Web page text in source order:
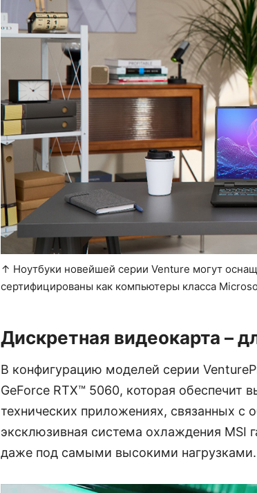
↑ Ноутбуки новейшей серии Venture могут
сертифицированы как компьютеры класса
Дискретная видеокарта –
В конфигурацию моделей серии
GeForce RTX™ 5060, которая обеспечит
технических приложениях, связанных с
эксклюзивная система охлаждения MSI
даже под самыми высокими